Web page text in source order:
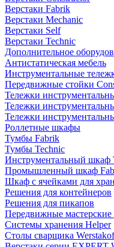
Верстаки Fabrik
Верстаки Mechanic
Верстаки Self
Верстаки Technic
Дополнительное
Антистатическая мебель
Инструментальные
Передвижные стойки
Тележки
Тележки
Тележки
Роллетные шкафы
Тумбы Fabrik
Тумбы Technic
Инструментальный шкаф
Промышленный шкаф
Шкаф с ячейками для
Решения для контейнеров
Решения для пикапов
Передвижные мастерские
Системы хранения Helper
Столы сварщика